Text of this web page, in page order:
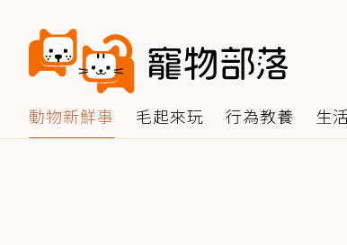
動物新鮮事 毛起來玩 行為教養 生